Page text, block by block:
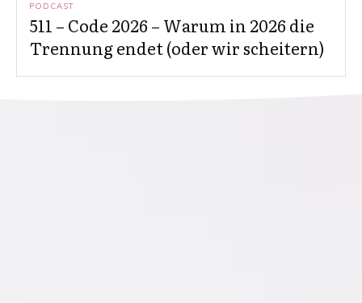
PODCAST
511 – Code 2026 – Warum in 2026 die
Trennung endet (oder wir scheitern)